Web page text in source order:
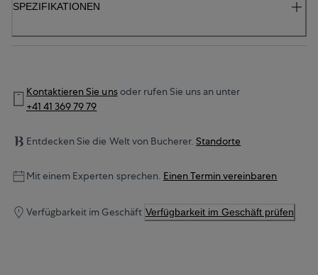
SPEZIFIKATIONEN
Kontaktieren Sie unsoder rufen Sie uns an unter
+41 41 369 79 79
Entdecken Sie die Welt von Bucherer. Standorte
Mit einem Experten sprechen. Einen Termin vereinbaren
Verfügbarkeit im Geschäft Verfügbarkeit im Geschäft prüfen